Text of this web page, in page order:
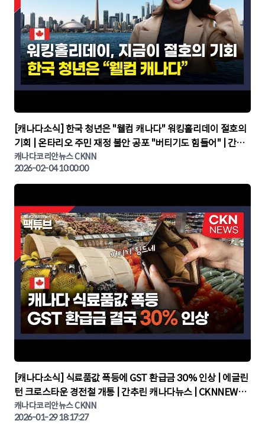
▶
[캐나다소식] 한국 청년은 "웰컴 캐나다" 워킹홀리데이 절호의
기회 | 온타리오 주민 재정 불안 공포 "버티기도 힘들어" | 간추
린 캐나다뉴스 | CKNNEWS, 캐나다코리안뉴스
캐나다코리안뉴스 CKNN
2026-02-04 10:00:00
▶
[캐나다소식] 식료품값 폭등에 GST 환급금 30% 인상 | 에글린
턴 크로스타운 경전철 개통 | 간추린 캐나다뉴스 | CKNNEWS,
캐나다코리안뉴스
캐나다코리안뉴스 CKNN
2026-01-29 18:17:27